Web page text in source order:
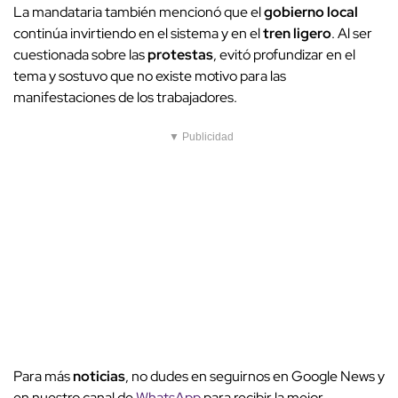
La mandataria también mencionó que elgobierno local
continúa invirtiendo en el sistema y en eltren ligero. Al ser
cuestionada sobre lasprotestas, evitó profundizar en el
tema y sostuvo que no existe motivo para las
manifestaciones de los trabajadores.
▼ Publicidad
Para másnoticias, no dudes en seguirnos en Google News y